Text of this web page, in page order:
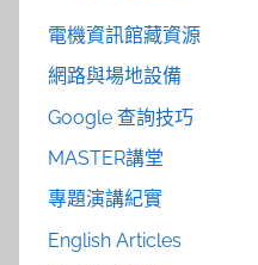
電機資訊館藏資源
網路與場地設備
Google 查詢技巧
MASTER講堂
專題演講紀實
English Articles